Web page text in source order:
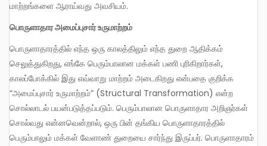
மாற்றங்களை ஆராய்வது அவசியம்.
பொருளாதார அமைப்புசார் உருமாற்றம்
பொருளாதாரத்தில் எந்த ஒரு காலத்திலும் எந்த துறை ஆதிக்கம்
செலுத்துகிறது, எங்கே பெரும்பாலான மக்கள் பணி புரிகிறார்கள்,
காலப்போக்கில் இது எவ்வாறு மாற்றம் அடைகிறது என்பதை குறிக்க
“அமைப்புசார் உருமாற்றம்” (Structural Transformation) என்ற
சொல்லாடல் பயன்படுத்தப்படும். பெரும்பாலான பொருளாதார அறிஞர்கள்
சொல்வது என்னவென்றால், ஒரு பின் தங்கிய பொருளாதாரத்தில்
பெரும்பாலும் மக்கள் வேளாண் துறையை சார்ந்து இருப்பர். பொருளாதாரம்